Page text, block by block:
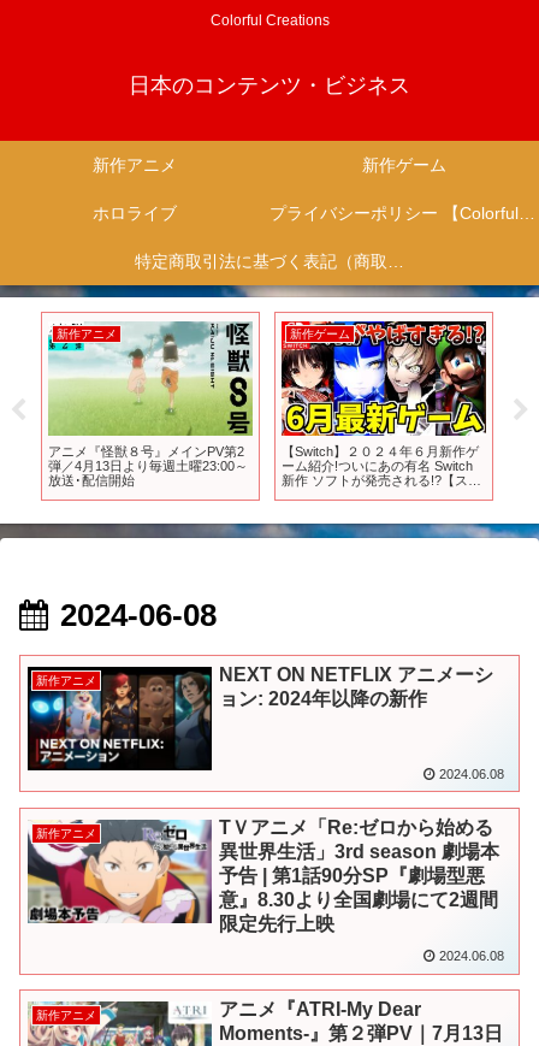
Colorful Creations
日本のコンテンツ・ビジネス
新作アニメ 新作ゲーム
ホロライブ プライバシーポリシー 【Colorful Creation】
特定商取引法に基づく表記（商取引に関する開示）
新作アニメ
アニメ『怪獣８号』メインPV第2
弾／4月13日より毎週土曜23:00～
放送･配信開始
新作ゲーム
【Switch】２０２４年６月新作ゲ
ーム紹介!ついにあの有名 Switch
新作 ソフトが発売される!?【スイ
2024-06-08
新作アニメ
NEXT ON NETFLIX アニメーシ
ョン: 2024年以降の新作
2024.06.08
新作アニメ
TＶアニメ「Re:ゼロから始める
異世界生活」3rd season 劇場本
予告 | 第1話90分SP『劇場型悪
意』8.30より全国劇場にて2週間
限定先行上映
2024.06.08
新作アニメ
アニメ『ATRI-My Dear
Moments-』第２弾PV｜7月13日